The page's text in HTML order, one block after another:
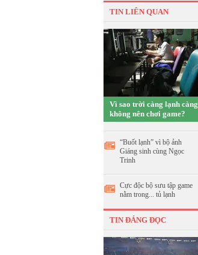
TIN LIÊN QUAN
Vì sao trời càng lạnh càng
không nên chơi game?
“Buốt lạnh” vì bộ ảnh
Giáng sinh cùng Ngọc
Trinh
Cực độc bộ sưu tập game
nằm trong... tủ lạnh
TIN ĐÁNG ĐỌC